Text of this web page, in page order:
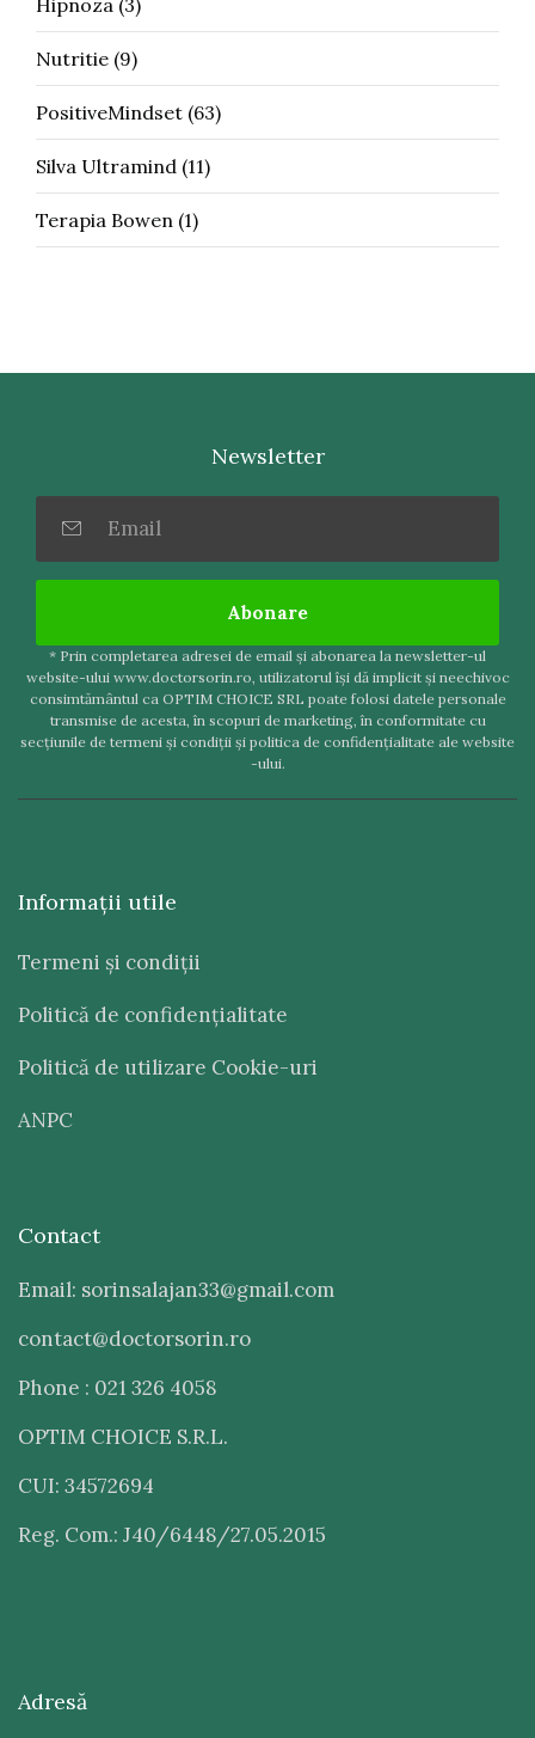
Nutritie (9)
PositiveMindset (63)
Silva Ultramind (11)
Terapia Bowen (1)
Newsletter
Abonare
* Prin completarea adresei de email şi abonarea la newsletter-ul
website-ului www.doctorsorin.ro, utilizatorul îşi dă implicit şi neechivoc
consimtământul ca OPTIM CHOICE SRL poate folosi datele personale
transmise de acesta, în scopuri de marketing, în conformitate cu
secţiunile de termeni şi condiţii şi politica de confidenţialitate ale website
-ului.
Informaţii utile
Termeni şi condiţii
Politică de confidenţialitate
Politică de utilizare Cookie-uri
ANPC
Contact
Email: sorinsalajan33@gmail.com
contact@doctorsorin.ro
Phone : 021 326 4058
OPTIM CHOICE S.R.L.
CUI: 34572694
Reg. Com.: J40/6448/27.05.2015
Adresă